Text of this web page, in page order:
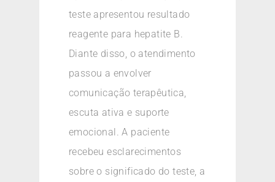
teste apresentou resultado
reagente para hepatite B.
Diante disso, o atendimento
passou a envolver
comunicação terapêutica,
escuta ativa e suporte
emocional. A paciente
recebeu esclarecimentos
sobre o significado do teste, a